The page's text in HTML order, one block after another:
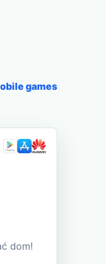
games
dom!